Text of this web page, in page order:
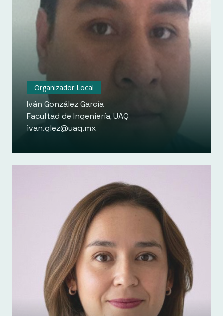
Organizador Local
Iván González García
Facultad de Ingeniería, UAQ
ivan.glez@uaq.mx